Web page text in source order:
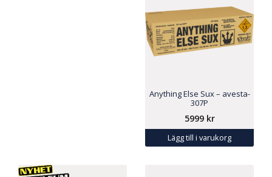
Anything Else Sux – avesta-
307P
5999 kr
Lägg till i varukorg